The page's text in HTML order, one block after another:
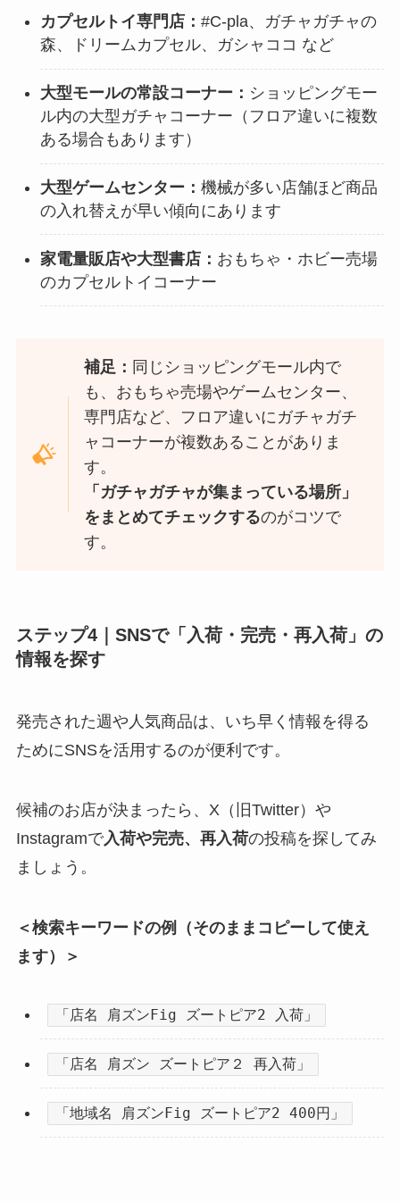
カプセルトイ専門店： #C-pla、ガチャガチャの
森、ドリームカプセル、ガシャココ など
大型モールの常設コーナー： ショッピングモー
ル内の大型ガチャコーナー（フロア違いに複数
ある場合もあります）
大型ゲームセンター： 機械が多い店舗ほど商品
の入れ替えが早い傾向にあります
家電量販店や大型書店： おもちゃ・ホビー売場
のカプセルトイコーナー
補足： 同じショッピングモール内で
も、おもちゃ売場やゲームセンター、
専門店など、フロア違いにガチャガチ
ャコーナーが複数あることがありま
す。
「ガチャガチャが集まっている場所」
をまとめてチェックするのがコツで
す。
ステップ4｜SNSで「入荷・完売・再入荷」の
情報を探す
発売された週や人気商品は、いち早く情報を得る
ためにSNSを活用するのが便利です。
候補のお店が決まったら、X（旧Twitter）や
Instagramで入荷や完売、再入荷の投稿を探してみ
ましょう。
＜検索キーワードの例（そのままコピーして使え
ます）＞
「店名 肩ズンFig ズートピア2 入荷」
「店名 肩ズン ズートピア２ 再入荷」
「地域名 肩ズンFig ズートピア2 400円」